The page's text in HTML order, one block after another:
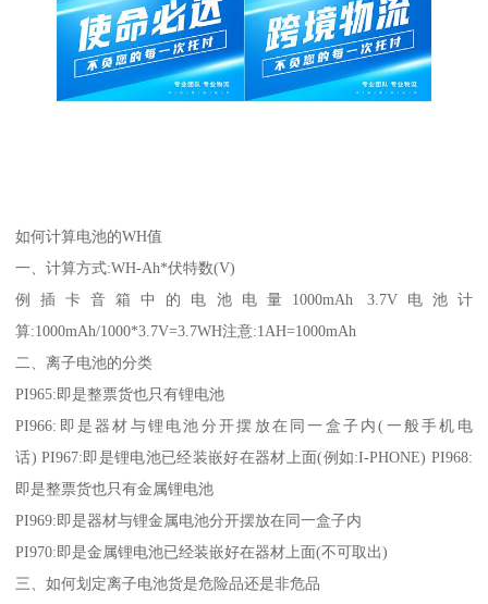
如何计算电池的WH值
一、计算方式:WH-Ah*伏特数(V)
例插卡音箱中的电池电量1000mAh 3.7V电池计
算:1000mAh/1000*3.7V=3.7WH注意:1AH=1000mAh
二、离子电池的分类
PI965:即是整票货也只有锂电池
PI966:即是器材与锂电池分开摆放在同一盒子内(一般手机电
话) PI967:即是锂电池已经装嵌好在器材上面(例如:I-PHONE) PI968:
即是整票货也只有金属锂电池
PI969:即是器材与锂金属电池分开摆放在同一盒子内
PI970:即是金属锂电池已经装嵌好在器材上面(不可取出)
三、如何划定离子电池货是危险品还是非危品